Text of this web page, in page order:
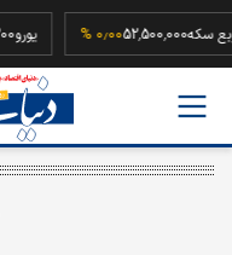
ربع سکه52,500,000